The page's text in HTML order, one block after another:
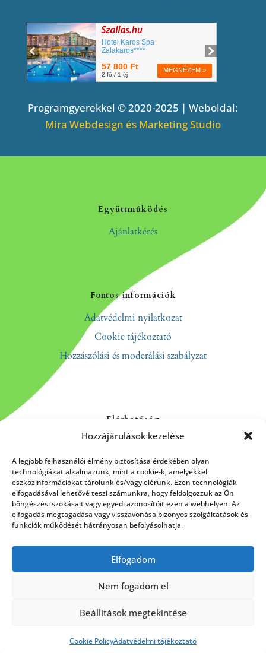
Hozzájárulások kezelése
A legjobb felhasználói élmény biztosítása érdekében olyan
technológiákat alkalmazunk, mint a cookie-k, amelyekkel
eszközinformációkat tárolunk és/vagy elérünk. Ezen technológiák
elfogadásával lehetővé teszi számunkra, hogy feldolgozzuk az Ön
böngészési szokásait vagy egyedi azonosítóit ezen a webhelyen. Az
elfogadás megtagadása vagy visszavonása bizonyos szolgáltatások és
funkciók működését hátrányosan befolyásolhatja.
Elfogadom
Nem fogadom el
Beállítások megtekintése
Cookie PolicyAdatvédelmi tájékoztató
Programgyerekkel © 2020-2025 | Weboldal:
Mira Webdesign és Marketing Studio
Együttműködés
Ajánlatkérés
Fontos információk
Adatvédelmi nyilatkozat
Cookie tájékoztató
Hozzászólási és moderálási szabályzat
Elérhetőség
Kapcsolat
Rólunk
HÍRLEVÉL FELIRATKOZÁS